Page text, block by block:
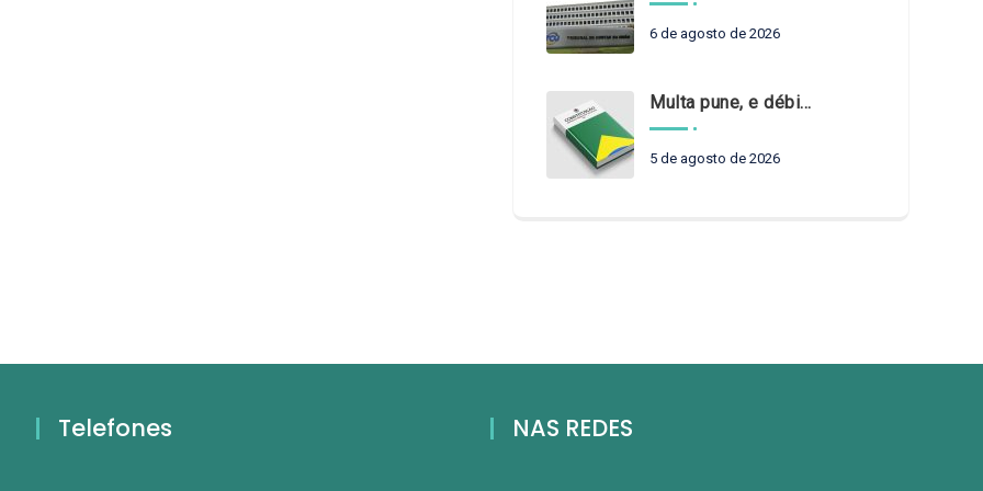
6 de agosto de 2026
Multa pune, e débito recompõe. § 3º do art. 71 da Constituição: um problema de legística formal
5 de agosto de 2026
Telefones NAS REDES